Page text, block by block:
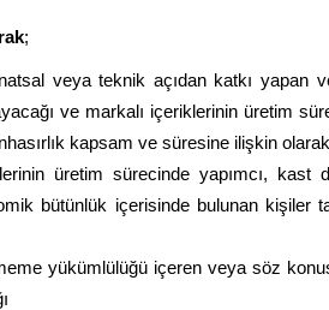
;
veya teknik açıdan katkı yapan
ve markalı içeriklerinin üretim
kapsam ve süresine ilişkin
üretim sürecinde yapımcı,
bütünlük içerisinde bulunan kişiler
yükümlülüğü içeren veya söz